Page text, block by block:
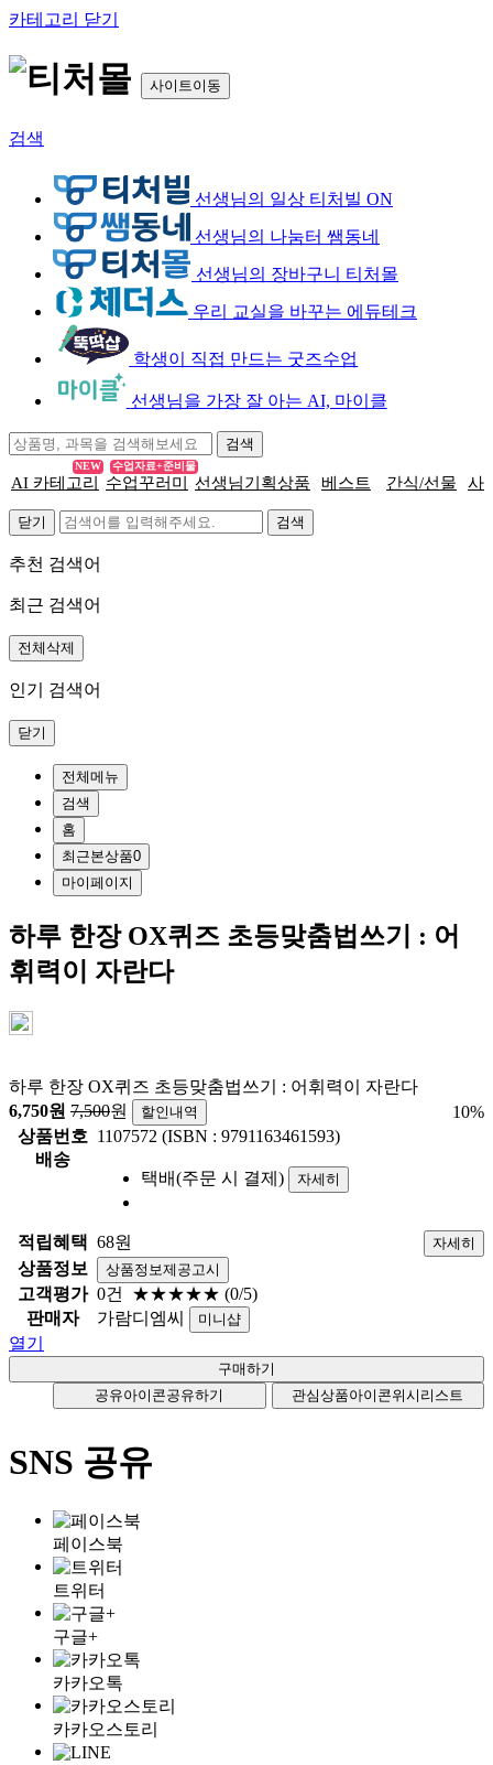
카테고리 닫기
사이트이동
검색
선생님의 일상 티처빌 ON
선생님의 나눔터 쌤동네
선생님의 장바구니 티처몰
우리 교실을 바꾸는 에듀테크
학생이 직접 만드는 굿즈수업
선생님을 가장 잘 아는 AI, 마이클
AI 카테고리
NEW
수업꾸러미
수업자료+준비물
선생님기획상품 베스트 간식/선물 사
닫기
추천 검색어
최근 검색어
전체삭제
인기 검색어
닫기
전체메뉴
검색
홈
최근본상품0
마이페이지
하루 한장 OX퀴즈 초등맞춤법쓰기 : 어
휘력이 자란다
하루 한장 OX퀴즈 초등맞춤법쓰기 : 어휘력이 자란다
6,750원 7,500원 할인내역 10%
상품번호 1107572 (ISBN : 9791163461593)
배송
택배(주문 시 결제)
자세히
적립혜택 68원 자세히
상품정보 상품정보제공고시
고객평가 0건 ★★★★★ (0/5)
판매자
가람디엠씨 미니샵
열기
공유아이콘공유하기 관심상품아이콘위시리스트
SNS 공유
페이스북
트위터
구글+
카카오톡
카카오스토리